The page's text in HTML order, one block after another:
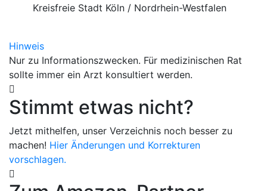
Kreisfreie Stadt Köln / Nordrhein-Westfalen
Hinweis
Nur zu Informationszwecken. Für medizinischen Rat
sollte immer ein Arzt konsultiert werden.
Stimmt etwas nicht?
Jetzt mithelfen, unser Verzeichnis noch besser zu
machen! Hier Änderungen und Korrekturen
vorschlagen.